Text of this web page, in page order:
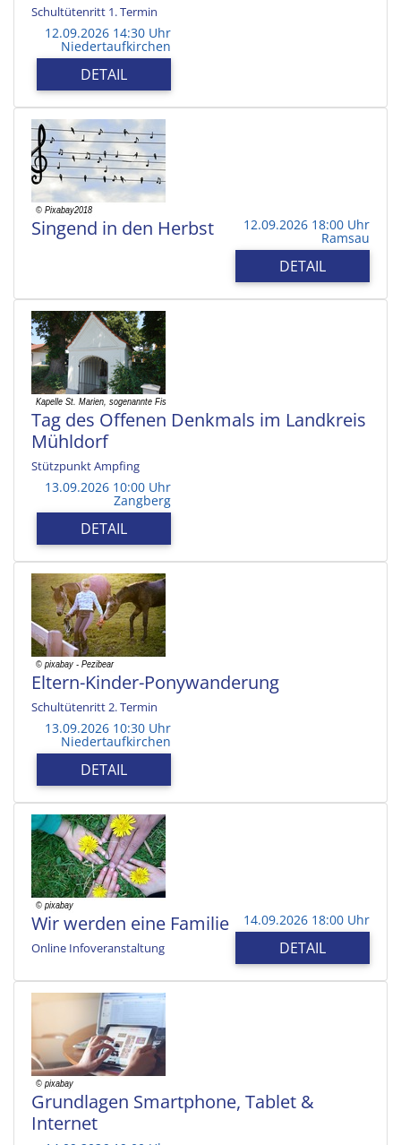
Schultütenritt 1. Termin
12.09.2026 14:30 Uhr
Niedertaufkirchen
DETAIL
Singend in den Herbst 12.09.2026 18:00 Uhr
Ramsau
DETAIL
Tag des Offenen Denkmals im Landkreis
Mühldorf
Stützpunkt Ampfing
13.09.2026 10:00 Uhr
Zangberg
DETAIL
Eltern-Kinder-Ponywanderung
Schultütenritt 2. Termin
13.09.2026 10:30 Uhr
Niedertaufkirchen
DETAIL
Wir werden eine Familie
Online Infoveranstaltung
14.09.2026 18:00 Uhr
DETAIL
Grundlagen Smartphone, Tablet &
Internet